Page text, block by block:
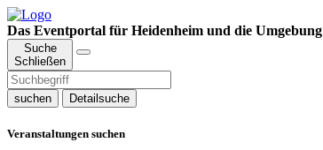
Das Eventportal für Heidenheim und die Umgebung
Suche
Schließen
suchen Detailsuche
Veranstaltungen suchen